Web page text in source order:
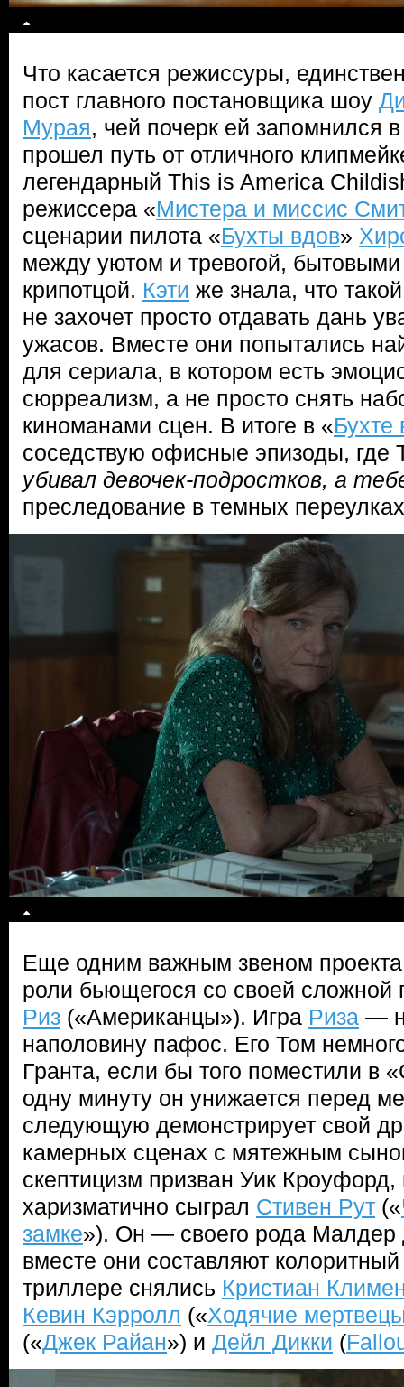
Что касается режиссуры,
пост главного постановщика шоу
Мурая, чей почерк ей запомнился
прошел путь от отличного
легендарный This is America
режиссера «Мистера и миссис
сценарии пилота «Бухты вдов»
между уютом и тревогой,
крипотцой. Кэти же знала, что
не захочет просто отдавать дань
ужасов. Вместе они попытались
для сериала, в котором есть
сюрреализм, а не просто снять
киноманами сцен. В итоге в «Бухте
соседствую офисные эпизоды, где
убивал девочек-подростков, а
преследование в темных
Еще одним важным звеном проекта
роли бьющегося со своей сложной
Риз («Американцы»). Игра Риза —
наполовину пафос. Его Том
Гранта, если бы того поместили в
одну минуту он унижается перед
следующую демонстрирует свой
камерных сценах с мятежным
скептицизм призван Уик Кроуфорд,
харизматично сыграл Стивен Рут («
замке»). Он — своего рода Малдер
вместе они составляют
триллере снялись Кристиан
Кевин Кэрролл («Ходячие
(«Джек Райан») и Дейл Дикки (